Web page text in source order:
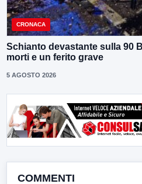
CRONACA
Schianto devastante sulla 90
morti e un ferito grave
5 AGOSTO 2026
COMMENTI